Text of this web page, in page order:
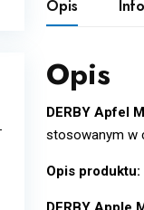
Opis
Opis
DERBY Apfel
stosowanym w
Opis produktu: